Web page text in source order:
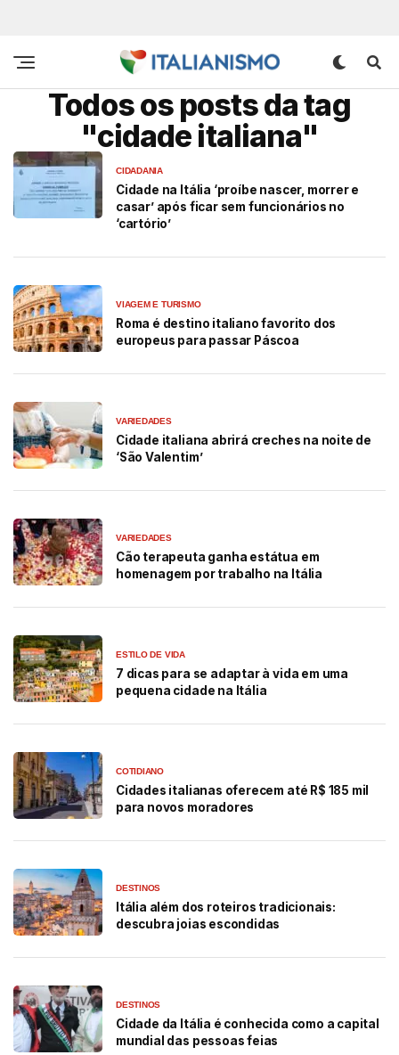
Todos os posts da tag
"cidade italiana"
CIDADANIA
Cidade na Itália ‘proíbe nascer, morrer e
casar’ após ficar sem funcionários no
‘cartório’
VIAGEM E TURISMO
Roma é destino italiano favorito dos
europeus para passar Páscoa
VARIEDADES
Cidade italiana abrirá creches na noite de
‘São Valentim’
VARIEDADES
Cão terapeuta ganha estátua em
homenagem por trabalho na Itália
ESTILO DE VIDA
7 dicas para se adaptar à vida em uma
pequena cidade na Itália
COTIDIANO
Cidades italianas oferecem até R$ 185 mil
para novos moradores
DESTINOS
Itália além dos roteiros tradicionais:
descubra joias escondidas
DESTINOS
Cidade da Itália é conhecida como a capital
mundial das pessoas feias